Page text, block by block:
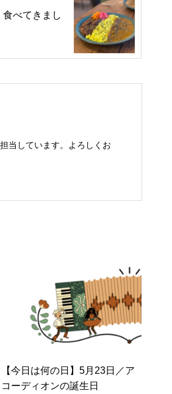
食べてきまし
当しています。よろしくお
【今日は何の日】5月23日／ア
コーディオンの誕生日